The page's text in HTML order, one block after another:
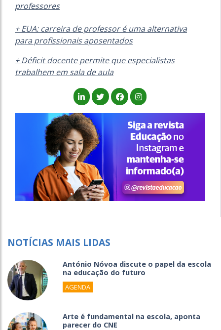
professores
+ EUA: carreira de professor é uma alternativa
para profissionais aposentados
+ Déficit docente permite que especialistas
trabalhem em sala de aula
NOTÍCIAS MAIS LIDAS
António Nóvoa discute o papel da escola
na educação do futuro
AGENDA
Arte é fundamental na escola, aponta
parecer do CNE